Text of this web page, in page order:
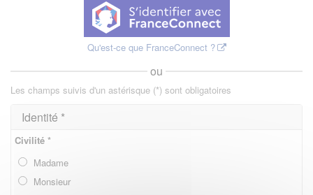
Qu'est-ce que FranceConnect ?
ou
Les champs suivis d'un astérisque (*) sont obligatoires
Identité *
Civilité *
Madame
Monsieur